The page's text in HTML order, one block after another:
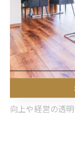
営数値を確認で
業績可視化の際
者ごと・現場ご
重要です。可視
策を協議し、全
役立ちます。業
向上や経営の透